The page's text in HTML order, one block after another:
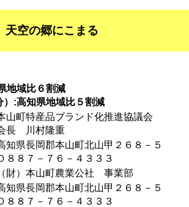
天空の郷にこまる
地域比６割減
）:高知県地域比５割減
山町特産品ブランド化推進協議会
長 川村隆重
知県長岡郡本山町北山甲２６８－５
８８７－７６－４３３３
（財）本山町農業公社 事業部
知県長岡郡本山町北山甲２６８－５
８８７－７６－４３３３